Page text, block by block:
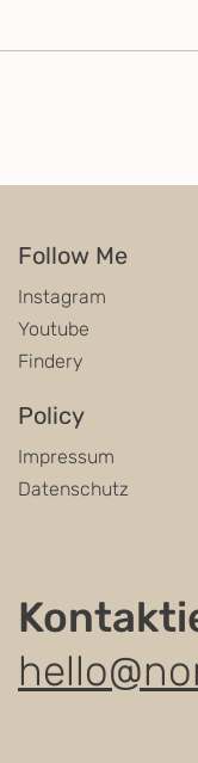
Follow Me
Instagram
Youtube
Findery
Policy
Impressum
Datenschutz